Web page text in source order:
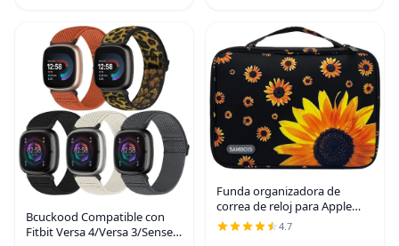
Bcuckood Compatible con
Fitbit Versa 4/Versa 3/Sense
Funda organizadora de
correa de reloj para Apple
Watch, organizador portátil
4.7